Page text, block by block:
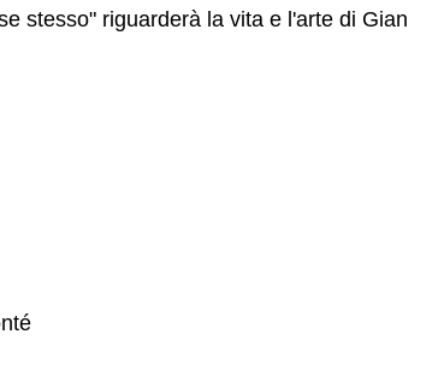
stesso" riguarderà la vita e l'arte di Gian